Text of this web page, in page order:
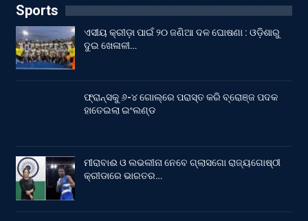
Sports
ଏସୀୟ କ୍ରୀଡ଼ା ପାଇଁ ୨୦ ଜଣିଆ ଦଳ ଘୋଷଣା : ଓଡ଼ିଶାରୁ
ଦୁଇ ଖେଳାଳୀ…
ଫ୍ରାନ୍ସକୁ ୬-୪ ଗୋଲ୍‌ରେ ପରାସ୍ତ କରି ବ୍ରୋଞ୍ଜ ପଦକ
ହାତେଇଲା ଇଂଲଣ୍ଡ
ମୀରାବାଈ ଓ ଲଭଲୀନା ନେବେ ଗ୍ଲାସଗୋ ରାଜ୍ୟଗୋଷ୍ଠୀ
କ୍ରୀଡାରେ ଭାରତର…